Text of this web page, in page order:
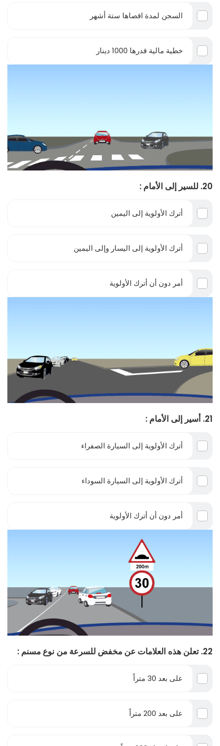
السجن لمدة اقصاها ستة أشهر
خطية مالية قدرها 1000 دينار
20. للسير إلى الأمام :
أترك الأولوية إلى اليمين
أترك الأولوية إلى اليسار وإلى اليمين
أمر دون أن أترك الأولوية
21. أسير إلى الأمام :
أترك الأولوية إلى السيارة الصفراء
أترك الأولوية إلى السيارة السوداء
أمر دون أن أترك الأولوية
22. تعلن هذه العلامات عن مخفض للسرعة من نوع مسنم :
على بعد 30 متراً
على بعد 200 متراً